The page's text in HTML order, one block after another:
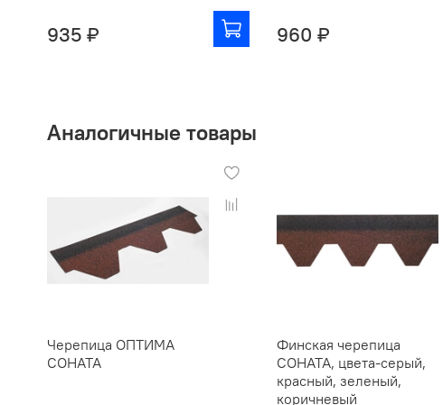
935 ₽ 960 ₽
Аналогичные товары
Черепица ОПТИМА
СОНАТА
Финская черепица
СОНАТА, цвета-серый,
красный, зеленый,
коричневый